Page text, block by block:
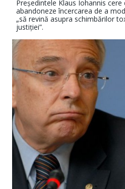
Președintele Klaus Iohannis cere
abandoneze încercarea de a
„să revină asupra schimbărilor
justiției”.